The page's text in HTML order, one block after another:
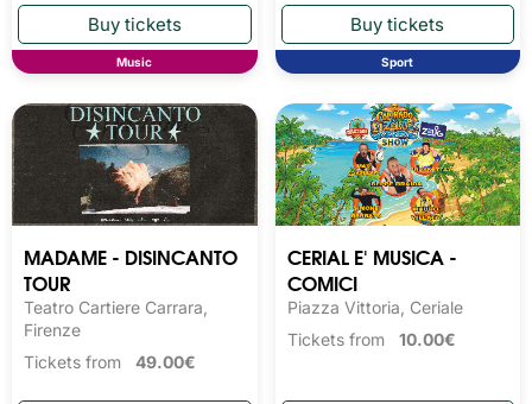
Music Sport
MADAME - DISINCANTO
TOUR
Teatro Cartiere Carrara,
Firenze
Tickets from 49.00€
CERIAL E' MUSICA -
COMICI
Piazza Vittoria, Ceriale
Tickets from 10.00€